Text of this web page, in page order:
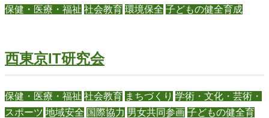
保健・医療・福祉 社会教育 環境保全 子どもの健全育成
西東京IT研究会
保健・医療・福祉 社会教育 まちづくり 学術・文化・芸術・
スポーツ 地域安全 国際協力 男女共同参画 子どもの健全育